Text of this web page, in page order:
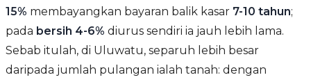
15% membayangkan bayaran balik kasar 7-10 tahun;
pada bersih 4-6% diurus sendiri ia jauh lebih lama.
Sebab itulah, di Uluwatu, separuh lebih besar
daripada jumlah pulangan ialah tanah: dengan